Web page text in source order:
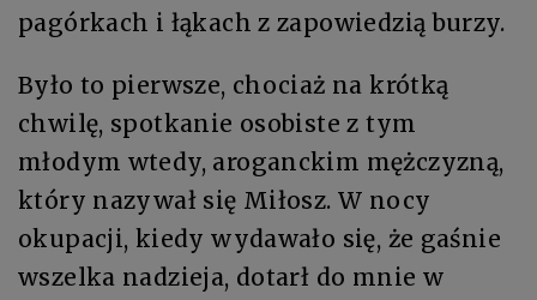
pagórkach i łąkach z zapowiedzią burzy.
Było to pierwsze, chociaż na krótką
chwilę, spotkanie osobiste z tym
młodym wtedy, aroganckim mężczyzną,
który nazywał się Miłosz. W nocy
okupacji, kiedy wydawało się, że gaśnie
wszelka nadzieja, dotarł do mnie w